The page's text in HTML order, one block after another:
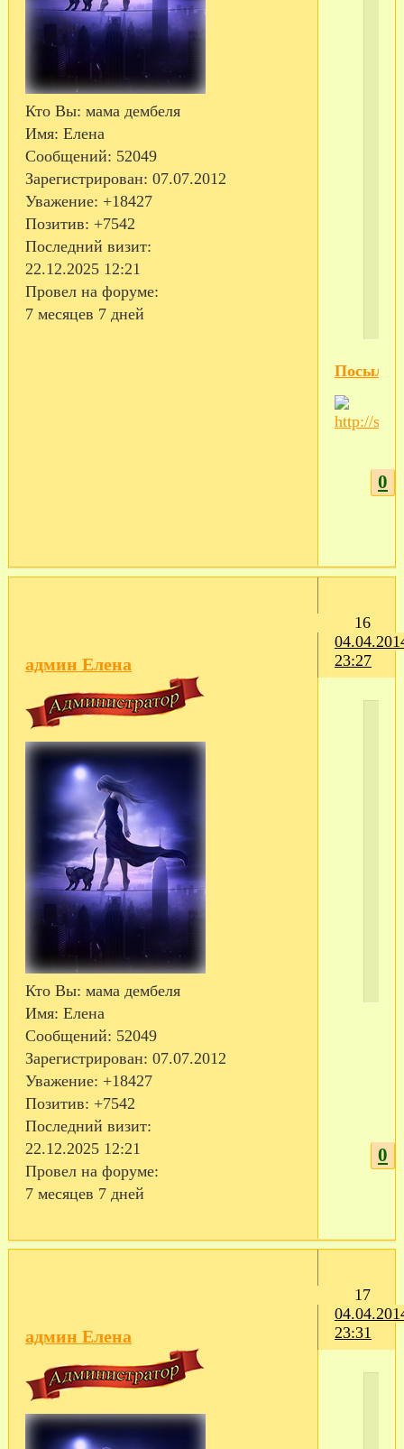
Кто Вы: мама дембеля
Имя: Елена
Сообщений: 52049
Зарегистрирован: 07.07.2012
Уважение: +18427
Позитив: +7542
Последний визит:
22.12.2025 12:21
Провел на форуме:
7 месяцев 7 дней
Посылки
0
16
23:27
админ Елена
Кто Вы: мама дембеля
Имя: Елена
Сообщений: 52049
Зарегистрирован: 07.07.2012
Уважение: +18427
Позитив: +7542
Последний визит:
22.12.2025 12:21
Провел на форуме:
7 месяцев 7 дней
0
17
23:31
админ Елена